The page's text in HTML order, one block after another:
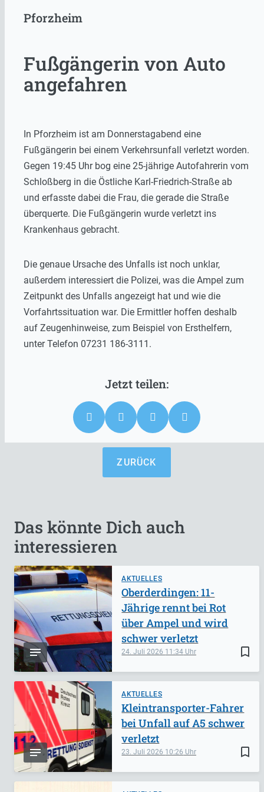
Pforzheim
Fußgängerin von Auto
angefahren
In Pforzheim ist am Donnerstagabend eine
Fußgängerin bei einem Verkehrsunfall verletzt worden.
Gegen 19:45 Uhr bog eine 25-jährige Autofahrerin vom
Schloßberg in die Östliche Karl-Friedrich-Straße ab
und erfasste dabei die Frau, die gerade die Straße
überquerte. Die Fußgängerin wurde verletzt ins
Krankenhaus gebracht.
Die genaue Ursache des Unfalls ist noch unklar,
außerdem interessiert die Polizei, was die Ampel zum
Zeitpunkt des Unfalls angezeigt hat und wie die
Vorfahrtssituation war. Die Ermittler hoffen deshalb
auf Zeugenhinweise, zum Beispiel von Ersthelfern,
unter Telefon 07231 186-3111.
ZURÜCK
Das könnte Dich auch
interessieren
AKTUELLES
bookmark_border
24. Juli 2026 11:34
Oberderdingen: 11-
Jährige rennt bei Rot
über Ampel und wird
schwer verletzt
AKTUELLES
bookmark_border
23. Juli 2026 10:26
Kleintransporter-Fahrer
bei Unfall auf A5 schwer
verletzt